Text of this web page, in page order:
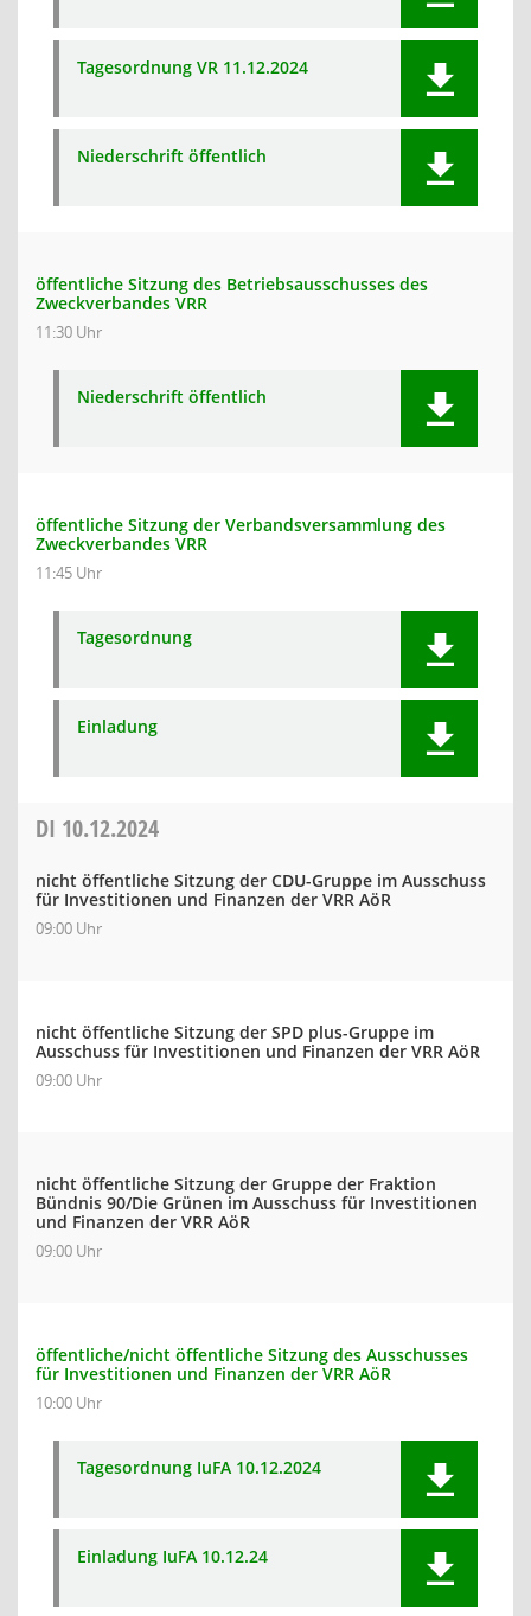
Tagesordnung VR 11.12.2024
Niederschrift öffentlich
öffentliche Sitzung des Betriebsausschusses des
Zweckverbandes VRR
11:30 Uhr
Niederschrift öffentlich
öffentliche Sitzung der Verbandsversammlung des
Zweckverbandes VRR
11:45 Uhr
Tagesordnung
Einladung
DI 10.12.2024
nicht öffentliche Sitzung der CDU-Gruppe im Ausschuss
für Investitionen und Finanzen der VRR AöR
09:00 Uhr
nicht öffentliche Sitzung der SPD plus-Gruppe im
Ausschuss für Investitionen und Finanzen der VRR AöR
09:00 Uhr
nicht öffentliche Sitzung der Gruppe der Fraktion
Bündnis 90/Die Grünen im Ausschuss für Investitionen
und Finanzen der VRR AöR
09:00 Uhr
öffentliche/nicht öffentliche Sitzung des Ausschusses
für Investitionen und Finanzen der VRR AöR
10:00 Uhr
Tagesordnung IuFA 10.12.2024
Einladung IuFA 10.12.24